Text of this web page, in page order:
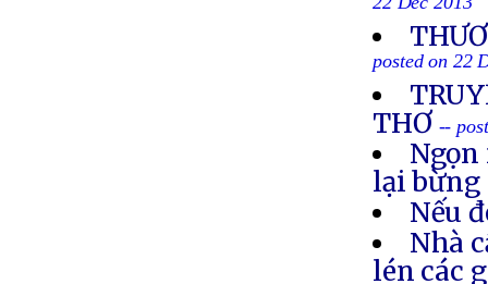
22 Dec 2013
posted on 22
THƠ --
lại bừng
Nếu
Nhà
lén các